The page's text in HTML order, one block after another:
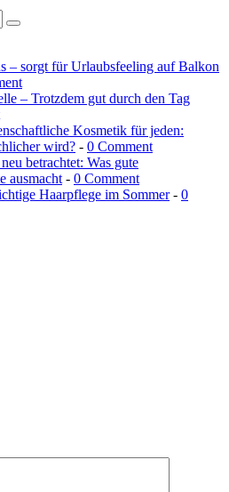
– sorgt für Urlaubsfeeling auf Balkon
– Trotzdem gut durch den Tag
Kosmetik für jeden:
wird? - 0 Comment
betrachtet: Was gute
ausmacht - 0 Comment
Haarpflege im Sommer- 0